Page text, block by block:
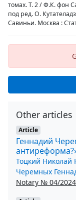
томах. Т. 2 / Ф.К. фон
под ред. О.
Савиньи. Москва :
Other articles
Article
Геннадий
Тоцкий Николай
Черемных
Notary № 04/2024